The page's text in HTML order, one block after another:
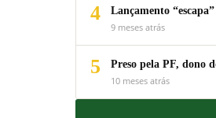
4
Lançamento
9 meses atrás
5
Preso pela PF, dono
10 meses atrás